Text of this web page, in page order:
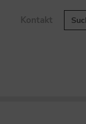
Kontakt